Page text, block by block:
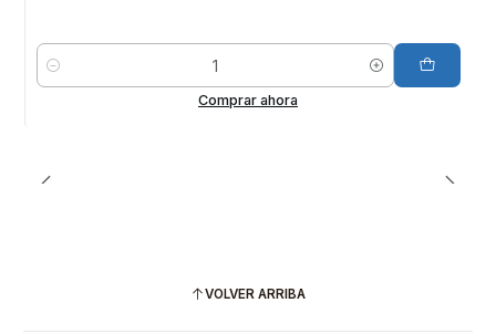
Cantidad
Comprar ahora
VOLVER ARRIBA